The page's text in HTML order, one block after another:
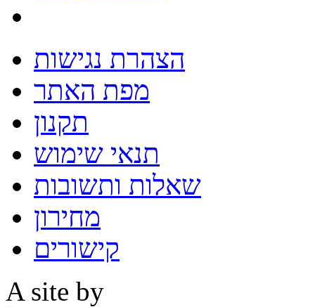
הצהרת נגישות
מפת האתר
תקנון
תנאי שימוש
שאלות ותשובות
מחירון
קישורים
A site by